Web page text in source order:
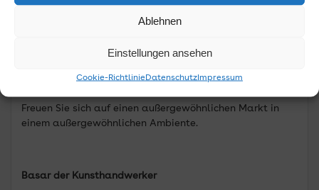
Ablehnen
Einstellungen ansehen
Cookie-RichtlinieDatenschutzImpressum
im Terminkalender auf www.schlossburg.de, oder gleich
um mit dem Ticket direkt zum Einlass vorzugehen.
Freuen Sie sich auf einen außergewöhnlichen Markt in
einem außergewöhnlichen Ambiente.
Basar der Kunsthandwerker